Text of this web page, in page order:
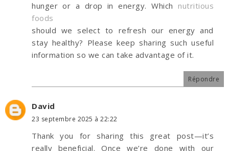
hunger or a drop in energy. Which nutritious
foods
should we select to refresh our energy and
stay healthy? Please keep sharing such useful
information so we can take advantage of it.
Répondre
David
23 septembre 2025 à 22:22
Thank you for sharing this great post—it’s
really beneficial. Once we’re done with our